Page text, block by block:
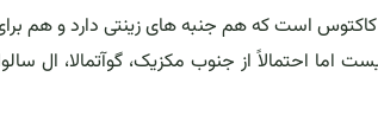
کاکتوس است که هم جنبه های زینتی دارد و
احتمالاً از جنوب مکزیک، گوآتمالا، ال